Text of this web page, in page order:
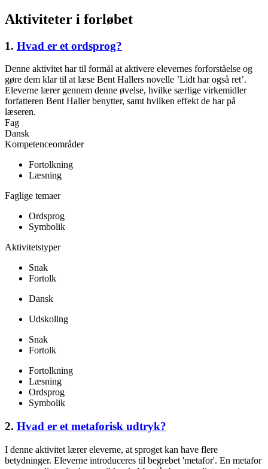
Aktiviteter i forløbet
1. Hvad er et ordsprog?
Denne aktivitet har til formål at aktivere elevernes forforståelse og
gøre dem klar til at læse Bent Hallers novelle ’Lidt har også ret’.
Eleverne lærer gennem denne øvelse, hvilke særlige virkemidler
forfatteren Bent Haller benytter, samt hvilken effekt de har på
læseren.
Fag
Dansk
Kompetenceområder
Fortolkning
Læsning
Faglige temaer
Ordsprog
Symbolik
Aktivitetstyper
Snak
Fortolk
Dansk
Udskoling
Snak
Fortolk
Fortolkning
Læsning
Ordsprog
Symbolik
2. Hvad er et metaforisk udtryk?
I denne aktivitet lærer eleverne, at sproget kan have flere
betydninger. Eleverne introduceres til begrebet 'metafor'. En metafor